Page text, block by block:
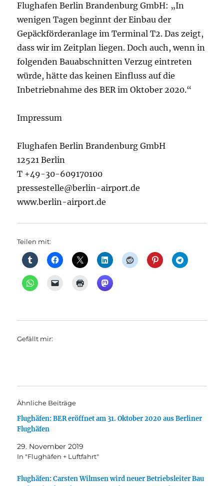
Flughafen Berlin Brandenburg GmbH: „In
wenigen Tagen beginnt der Einbau der
Gepäckförderanlage im Terminal T2. Das zeigt,
dass wir im Zeitplan liegen. Doch auch, wenn in
folgenden Bauabschnitten Verzug eintreten
würde, hätte das keinen Einfluss auf die
Inbetriebnahme des BER im Oktober 2020.“
Impressum
Flughafen Berlin Brandenburg GmbH
12521 Berlin
T +49-30-609170100
pressestelle@berlin-airport.de
www.berlin-airport.de
Teilen mit:
Gefällt mir:
Ähnliche Beiträge
Flughäfen: BER eröffnet am 31. Oktober 2020 aus Berliner
Flughäfen
29. November 2019
In "Flughäfen + Luftfahrt"
Flughäfen: Carsten Wilmsen wird neuer Betriebsleiter Bau